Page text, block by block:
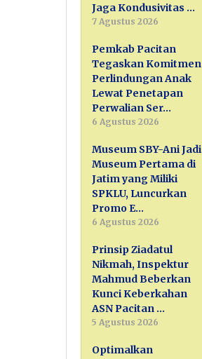
Jaga Kondusivitas …
7 Agustus 2026
Pemkab Pacitan
Tegaskan Komitmen
Perlindungan Anak
Lewat Penetapan
Perwalian Ser…
6 Agustus 2026
Museum SBY-Ani Jadi
Museum Pertama di
Jatim yang Miliki
SPKLU, Luncurkan
Promo E…
6 Agustus 2026
Prinsip Ziadatul
Nikmah, Inspektur
Mahmud Beberkan
Kunci Keberkahan
ASN Pacitan …
5 Agustus 2026
Optimalkan